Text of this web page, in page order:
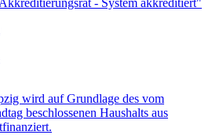
wird auf Grundlage des vom
beschlossenen Haushalts aus